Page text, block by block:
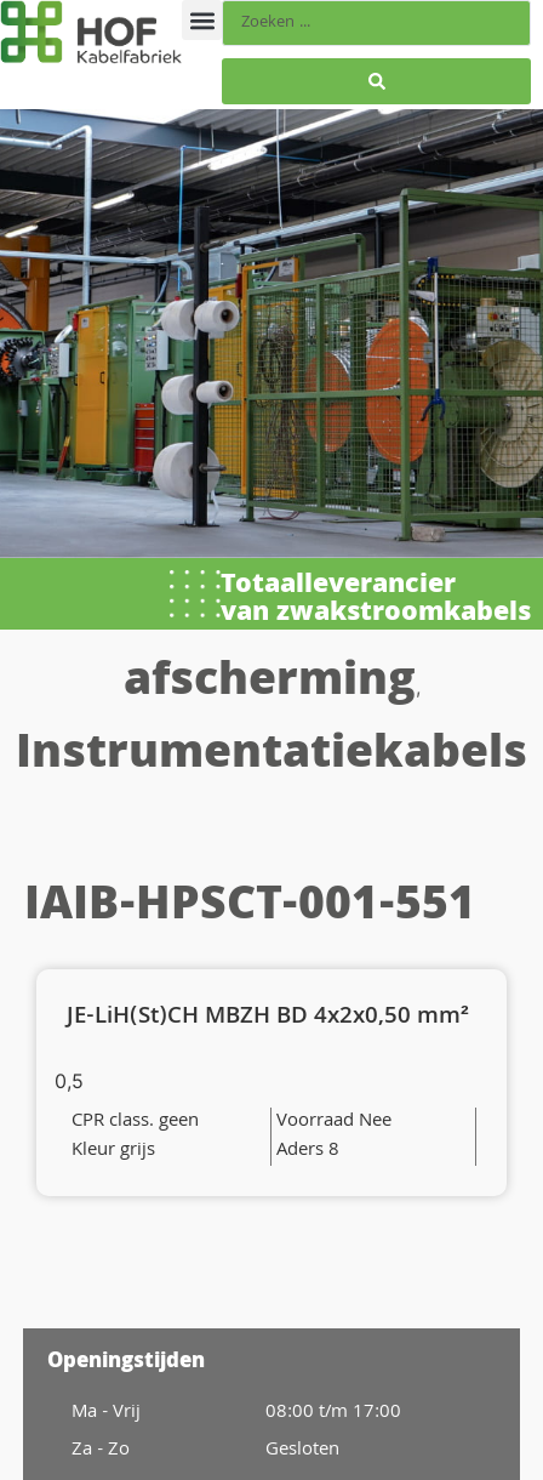
Totaalleverancier
van zwakstroomkabels
afscherming,
Instrumentatiekabels
IAIB-HPSCT-001-551
JE-LiH(St)CH MBZH BD 4x2x0,50 mm²
0,5
CPR class. geen
Voorraad Nee
Kleur grijs
Aders 8
Openingstijden
Ma - Vrij
Za - Zo
08:00 t/m 17:00
Gesloten